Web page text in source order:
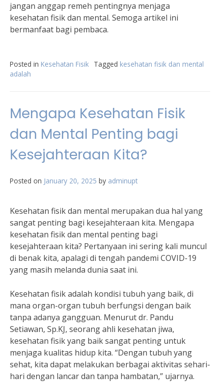
jangan anggap remeh pentingnya menjaga
kesehatan fisik dan mental. Semoga artikel ini
bermanfaat bagi pembaca.
Posted in Kesehatan Fisik Tagged kesehatan fisik dan mental
adalah
Mengapa Kesehatan Fisik
dan Mental Penting bagi
Kesejahteraan Kita?
Posted on January 20, 2025 by adminupt
Kesehatan fisik dan mental merupakan dua hal yang
sangat penting bagi kesejahteraan kita. Mengapa
kesehatan fisik dan mental penting bagi
kesejahteraan kita? Pertanyaan ini sering kali muncul
di benak kita, apalagi di tengah pandemi COVID-19
yang masih melanda dunia saat ini.
Kesehatan fisik adalah kondisi tubuh yang baik, di
mana organ-organ tubuh berfungsi dengan baik
tanpa adanya gangguan. Menurut dr. Pandu
Setiawan, Sp.KJ, seorang ahli kesehatan jiwa,
kesehatan fisik yang baik sangat penting untuk
menjaga kualitas hidup kita. “Dengan tubuh yang
sehat, kita dapat melakukan berbagai aktivitas sehari-
hari dengan lancar dan tanpa hambatan,” ujarnya.